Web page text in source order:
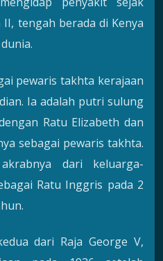
tengah berada di Kenya
pewaris takhta kerajaan
Ia adalah putri sulung
Ratu Elizabeth dan
sebagai pewaris takhta.
dari keluarga-
Ratu Inggris pada 2
dari Raja George V,